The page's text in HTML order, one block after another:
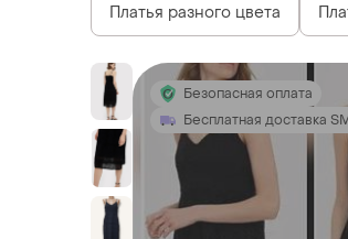
Платья разного цвета
Безопасная оплата
Бесплатная доставка